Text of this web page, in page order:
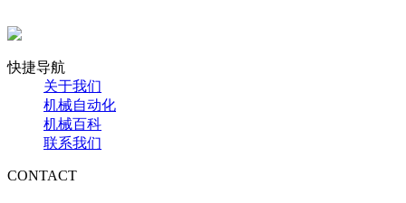
快捷导航
关于我们
机械自动化
机械百科
联系我们
CONTACT